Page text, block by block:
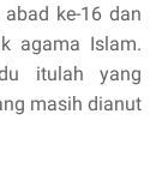
ke-16 dan
agama Islam.
itulah yang
masih dianut